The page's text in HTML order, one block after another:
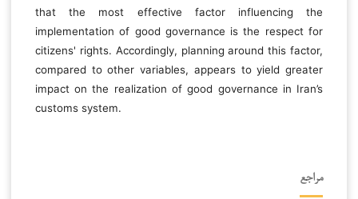
that the most effective factor influencing the
implementation of good governance is the respect for
citizens' rights. Accordingly, planning around this factor,
compared to other variables, appears to yield greater
impact on the realization of good governance in Iran’s
customs system.
مراجع